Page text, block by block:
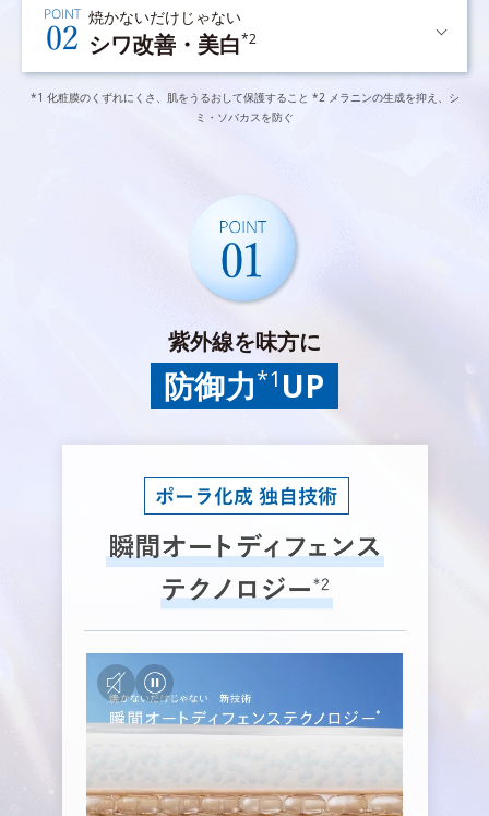
焼かないだけじゃない
シワ改善・美白*2
*1 化粧膜のくずれにくさ、肌をうるおして保護すること *2 メラニンの生成を抑え、シ
ミ・ソバカスを防ぐ
紫外線を味方に
防御力*1 UP